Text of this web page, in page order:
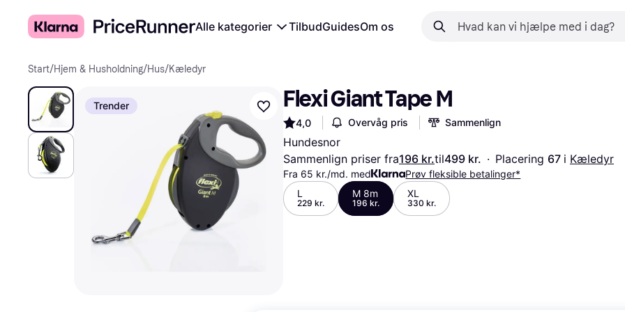
Alle kategorier TilbudGuidesOm os
Start/Hjem & Husholdning/Hus/Kæledyr
Trender Flexi Giant Tape M
4,0 Overvåg pris Sammenlign
Hundesnor
Sammenlign priser fra196 kr.til499 kr. · Placering 67 i Kæledyr
Fra 65 kr./md. med
Prøv fleksible betalinger*
L
229 kr.
M 8m
196 kr.
XL
330 kr.